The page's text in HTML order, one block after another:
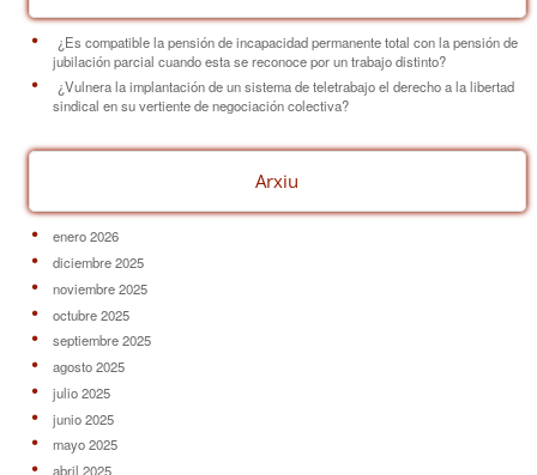
¿Es compatible la pensión de incapacidad permanente total con la pensión de
jubilación parcial cuando esta se reconoce por un trabajo distinto?
¿Vulnera la implantación de un sistema de teletrabajo el derecho a la libertad
sindical en su vertiente de negociación colectiva?
Arxiu
enero 2026
diciembre 2025
noviembre 2025
octubre 2025
septiembre 2025
agosto 2025
julio 2025
junio 2025
mayo 2025
abril 2025